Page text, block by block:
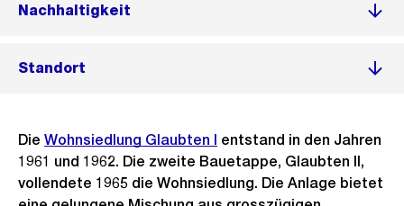
Nachhaltigkeit
Standort
Die Wohnsiedlung Glaubten I entstand in den Jahren
1961 und 1962. Die zweite Bauetappe, Glaubten II,
vollendete 1965 die Wohnsiedlung. Die Anlage bietet